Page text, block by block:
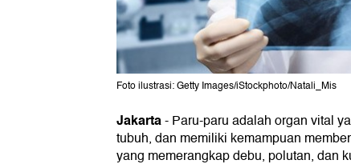
Foto ilustrasi: Getty Images/iStockphoto/Natali_Mis
Jakarta-Paru-paru adalah organ vital
tubuh, dan memiliki kemampuan
yang memerangkap debu, polutan, dan